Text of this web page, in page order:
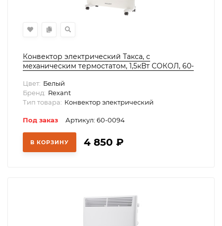
Конвектор электрический Такса, с
механическим термостатом, 1,5кВт СОКОЛ, 60-
Цвет: Белый
Бренд: Rexant
Тип товара: Конвектор электрический
Под заказ Артикул: 60-0094
В КОРЗИНУ 4 850 ₽